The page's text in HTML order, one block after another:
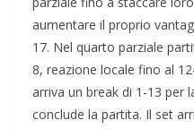
aumentare il proprio
17. Nel quarto parziale
8, reazione locale fino al
arriva un break di 1-13 per
conclude la partita. Il set